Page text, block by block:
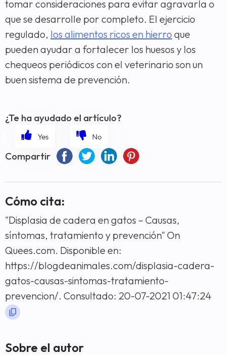
tomar consideraciones para evitar agravarla o
que se desarrolle por completo. El ejercicio
regulado, los alimentos ricos en hierro que
pueden ayudar a fortalecer los huesos y los
chequeos periódicos con el veterinario son un
buen sistema de prevención.
¿Te ha ayudado el artículo?
Compartir
Cómo cita:
"Displasia de cadera en gatos – Causas,
síntomas, tratamiento y prevención" On
Quees.com. Disponible en:
https://blogdeanimales.com/displasia-cadera-
gatos-causas-sintomas-tratamiento-
prevencion/. Consultado: 20-07-2021 01:47:24
Sobre el autor